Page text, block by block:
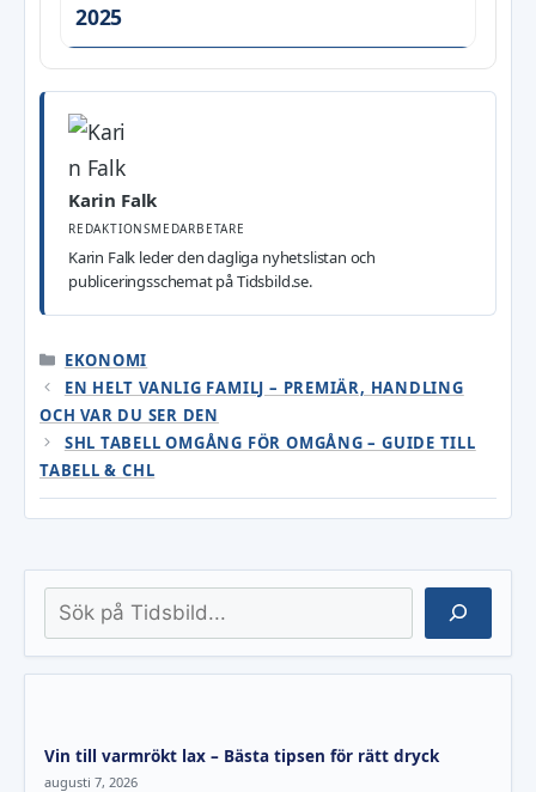
2025
Karin Falk
REDAKTIONSMEDARBETARE
Karin Falk leder den dagliga nyhetslistan och
publiceringsschemat på Tidsbild.se.
KATEGORIER
EKONOMI
EN HELT VANLIG FAMILJ – PREMIÄR, HANDLING
OCH VAR DU SER DEN
SHL TABELL OMGÅNG FÖR OMGÅNG – GUIDE TILL
TABELL & CHL
Sök
Vin till varmrökt lax – Bästa tipsen för rätt dryck
augusti 7, 2026